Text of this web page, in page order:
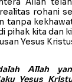
rohani
tanpa
pihak kita dan
Yesus
Allah
Yesus